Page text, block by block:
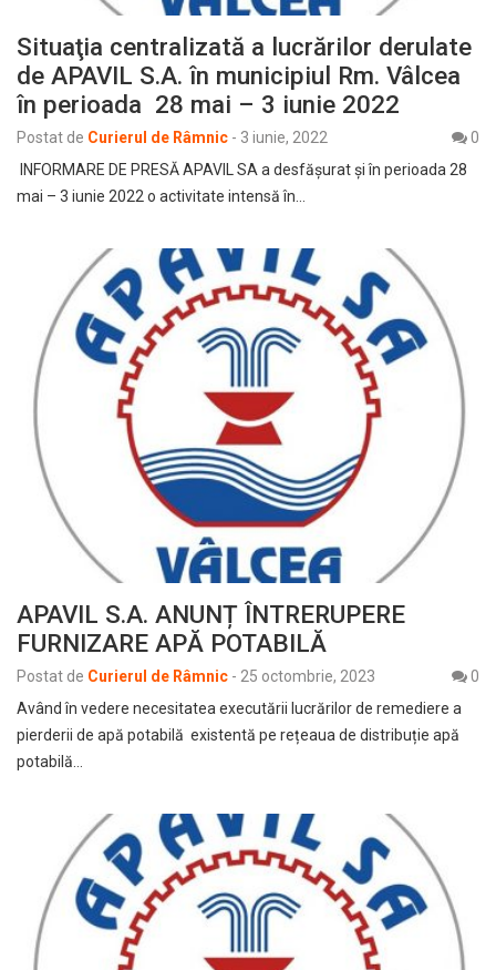
Situaţia centralizată a lucrărilor derulate
de APAVIL S.A. în municipiul Rm. Vâlcea
în perioada 28 mai – 3 iunie 2022
Postat de Curierul de Râmnic - 3 iunie, 2022
0
INFORMARE DE PRESĂ APAVIL SA a desfăşurat şi în perioada 28
mai – 3 iunie 2022 o activitate intensă în…
APAVIL S.A. ANUNȚ ÎNTRERUPERE
FURNIZARE APĂ POTABILĂ
Postat de Curierul de Râmnic - 25 octombrie, 2023
0
Având în vedere necesitatea executării lucrărilor de remediere a
pierderii de apă potabilă existentă pe rețeaua de distribuție apă
potabilă…